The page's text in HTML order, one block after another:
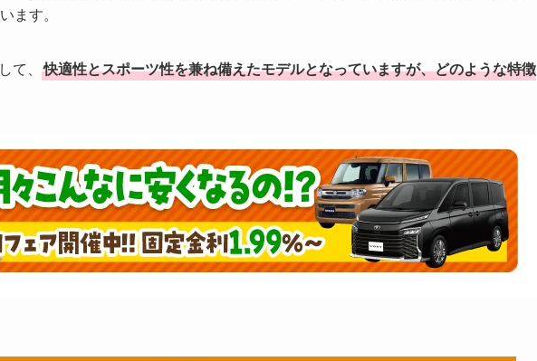
ます。
、 快適性とスポーツ性を兼ね備えたモデルとなっていますが、どのような特徴